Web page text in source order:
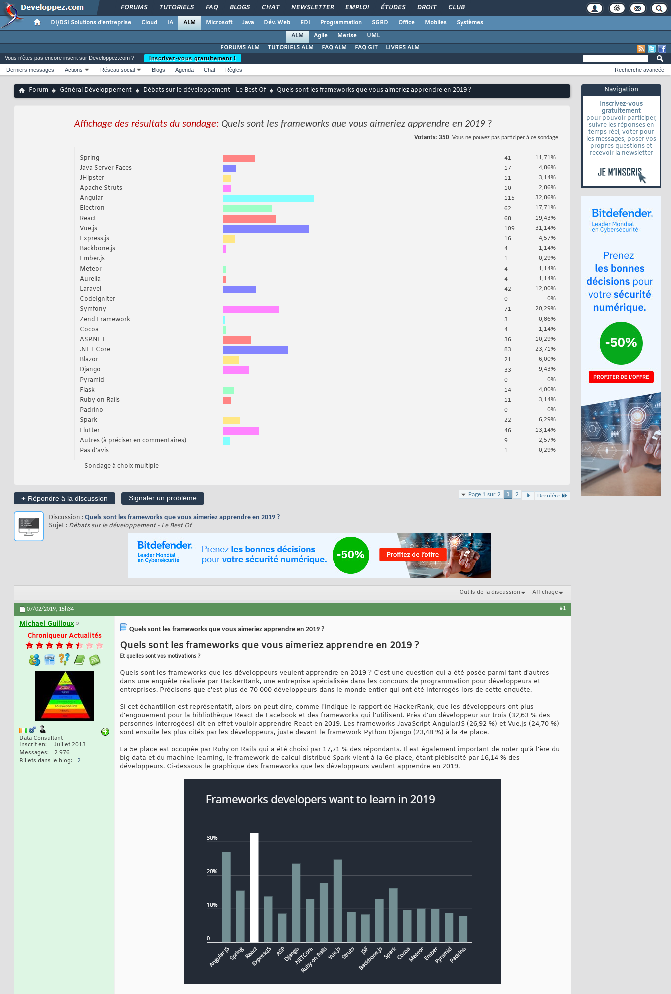
FORUMS TUTORIELS FAQ BLOGS CHAT NEWSLETTER EMPLOI ÉTUDES DROIT CLUB
DI/DSI Solutions d'entreprise Cloud IA ALM Microsoft Java Dév. Web EDI Programmation SGBD Office Mobiles
Systèmes
ALM
Agile Merise
UML
FORUMS ALM
TUTORIELS ALM FAQ ALM FAQ GIT LIVRES ALM
Navigation
Inscrivez-vous
gratuitement
pour pouvoir participer,
suivre les réponses en
temps réel, voter pour
les messages, poser vos
propres questions et
recevoir la newsletter
Vous n'êtes pas encore inscrit sur Developpez.com ?
Inscrivez-vous gratuitement !
Derniers messages
Actions Réseau social Blogs Agenda Chat Règles Recherche avancée
Forum Général Développement Débats sur le développement - Le Best Of Quels sont les frameworks que vous aimeriez apprendre en 2019 ?
Affichage des résultats du sondage: Quels sont les frameworks que vous aimeriez apprendre en 2019 ?
Votants 350. Vous ne pouvez pas participer à ce sondage.
Spring 41 11,71%
Java Server Faces 17 4,86%
JHipster 11 3,14%
Apache Struts 10 2,86%
Angular 115 32,86%
Electron 62 17,71%
React 68 19,43%
Vue.js 109 31,14%
Express.js 16 4,57%
Backbone.js 4 1,14%
Ember.js 1 0,29%
Meteor 4 1,14%
Aurelia 4 1,14%
Laravel 42 12,00%
CodeIgniter 0 0%
Symfony 71 20,29%
Zend Framework 3 0,86%
Cocoa 4 1,14%
ASP.NET 36 10,29%
.NET Core 83 23,71%
Blazor 21 6,00%
Django 33 9,43%
Pyramid 0 0%
Flask 14 4,00%
Ruby on Rails 11 3,14%
Padrino 0 0%
Spark 22 6,29%
Flutter 46 13,14%
Autres (à préciser en commentaires) 9 2,57%
Pas d'avis 1 0,29%
Sondage à choix multiple
+ Répondre à la discussion Signaler un problème Page 1 sur 2 1 2 Dernière
Discussion : Quels sont les frameworks que vous aimeriez apprendre en 2019 ?
Sujet : Débats sur le développement - Le Best Of
Outils de la discussion Affichage
07/02/2019, 15h34 #1
Michael Guilloux
Chroniqueur Actualités
Data Consultant
Inscrit en
Juillet 2013
Messages
2 976
Billets dans le blog
2
Quels sont les frameworks que vous aimeriez apprendre en 2019 ?
Quels sont les frameworks que vous aimeriez apprendre en 2019 ?
Et quelles sont vos motivations ?
Quels sont les frameworks que les développeurs veulent apprendre en 2019 ? C'est une question qui a été posée parmi tant d'autres
dans une enquête réalisée par HackerRank, une entreprise spécialisée dans les concours de programmation pour développeurs et
entreprises. Précisons que c'est plus de 70 000 développeurs dans le monde entier qui ont été interrogés lors de cette enquête.
Si cet échantillon est représentatif, alors on peut dire, comme l'indique le rapport de HackerRank, que les développeurs ont plus
d'engouement pour la bibliothèque React de Facebook et des frameworks qui l'utilisent. Près d'un développeur sur trois (32,63 % des
personnes interrogées) dit en effet vouloir apprendre React en 2019. Les frameworks JavaScript AngularJS (26,92 %) et Vue.js (24,70 %)
sont ensuite les plus cités par les développeurs, juste devant le framework Python Django (23,48 %) à la 4e place.
La 5e place est occupée par Ruby on Rails qui a été choisi par 17,71 % des répondants. Il est également important de noter qu'à l'ère du
big data et du machine learning, le framework de calcul distribué Spark vient à la 6e place, étant plébiscité par 16,14 % des
développeurs. Ci-dessous le graphique des frameworks que les développeurs veulent apprendre en 2019.